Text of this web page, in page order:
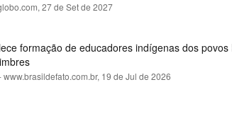
27 de Set de 2027
formação de educadores indígenas dos povos
www.brasildefato.com.br, 19 de Jul de 2026